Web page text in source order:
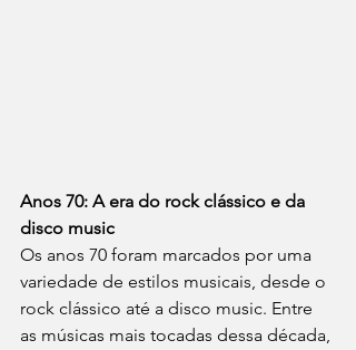
Anos 70: A era do rock clássico e da
disco music
Os anos 70 foram marcados por uma
variedade de estilos musicais, desde o
rock clássico até a disco music. Entre
as músicas mais tocadas dessa década,